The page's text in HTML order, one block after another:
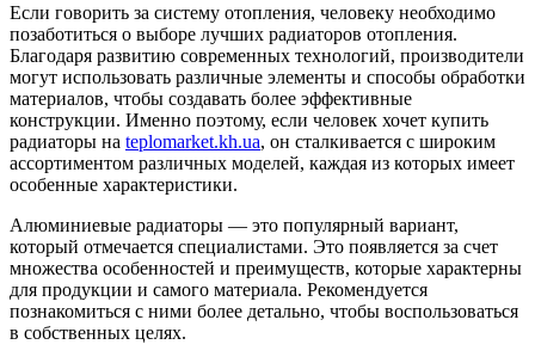
Если говорить за систему отопления, человеку необходимо
позаботиться о выборе лучших радиаторов отопления.
Благодаря развитию современных технологий, производители
могут использовать различные элементы и способы обработки
материалов, чтобы создавать более эффективные
конструкции. Именно поэтому, если человек хочет купить
радиаторы на teplomarket.kh.ua, он сталкивается с широким
ассортиментом различных моделей, каждая из которых имеет
особенные характеристики.
Алюминиевые радиаторы — это популярный вариант,
который отмечается специалистами. Это появляется за счет
множества особенностей и преимуществ, которые характерны
для продукции и самого материала. Рекомендуется
познакомиться с ними более детально, чтобы воспользоваться
в собственных целях.